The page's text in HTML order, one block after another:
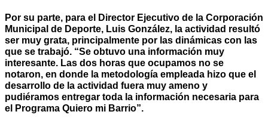
Por su parte, para el Director Ejecutivo de la Corporación
Municipal de Deporte, Luis González, la actividad resultó
ser muy grata, principalmente por las dinámicas con las
que se trabajó. “Se obtuvo una información muy
interesante. Las dos horas que ocupamos no se
notaron, en donde la metodología empleada hizo que el
desarrollo de la actividad fuera muy ameno y
pudiéramos entregar toda la información necesaria para
el Programa Quiero mi Barrio”.